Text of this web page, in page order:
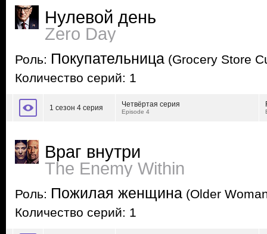
Нулевой день
Zero Day
Роль: Покупательница (Grocery Store
Количество серий: 1
1 сезон 4 серия Четвёртая серия
Episode 4
Враг внутри
The Enemy Within
Роль: Пожилая женщина (Older
Количество серий: 1